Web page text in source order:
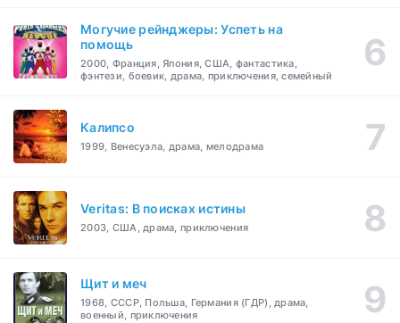
Могучие рейнджеры: Успеть на
помощь
2000, Франция, Япония, США, фантастика,
фэнтези, боевик, драма, приключения, семейный
Калипсо
1999, Венесуэла, драма, мелодрама
Veritas: В поисках истины
2003, США, драма, приключения
Щит и меч
1968, СССР, Польша, Германия (ГДР), драма,
военный, приключения